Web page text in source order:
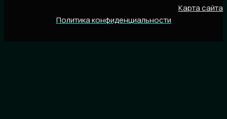
Карта сайта
Политика конфиденциальности